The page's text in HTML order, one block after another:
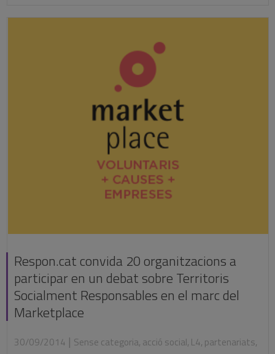
Respon.cat convida 20 organitzacions a
participar en un debat sobre Territoris
Socialment Responsables en el marc del
Marketplace
30/09/2014 | Sense categoria, acció social, L4, partenariats,